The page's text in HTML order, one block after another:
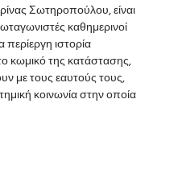
Σωτηροπούλου, είναι
καθη­μερινοί
ιστορία
κωμικό της κα­τάστασης,
με τους εαυτούς τους,
κοινωνία στην οποία